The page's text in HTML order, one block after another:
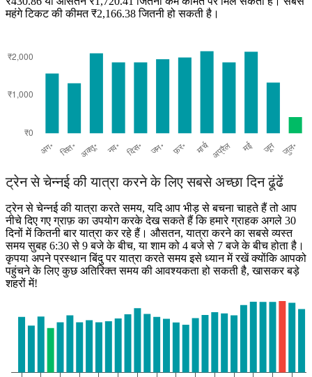
महंगे टिकट की कीमत ₹2,166.38 जितनी हो सकती है।
ट्रेन से चेन्नई की यात्रा करने के लिए सबसे अच्छा दिन ढूंढें
ट्रेन से चेन्नई की यात्रा करते समय, यदि आप भीड़ से बचना चाहते हैं तो आप
नीचे दिए गए ग्राफ़ का उपयोग करके देख सकते हैं कि हमारे ग्राहक अगले 30
दिनों में कितनी बार यात्रा कर रहे हैं। औसतन, यात्रा करने का सबसे व्यस्त
समय सुबह 6:30 से 9 बजे के बीच, या शाम को 4 बजे से 7 बजे के बीच होता है।
कृपया अपने प्रस्थान बिंदु पर यात्रा करते समय इसे ध्यान में रखें क्योंकि आपको
पहुंचने के लिए कुछ अतिरिक्त समय की आवश्यकता हो सकती है, खासकर बड़े
शहरों में!